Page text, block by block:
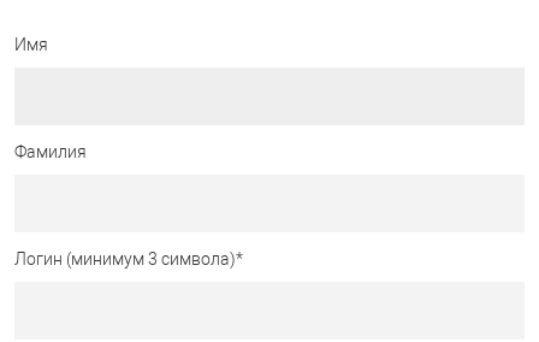
Имя
Фамилия
Логин (минимум 3 символа)*